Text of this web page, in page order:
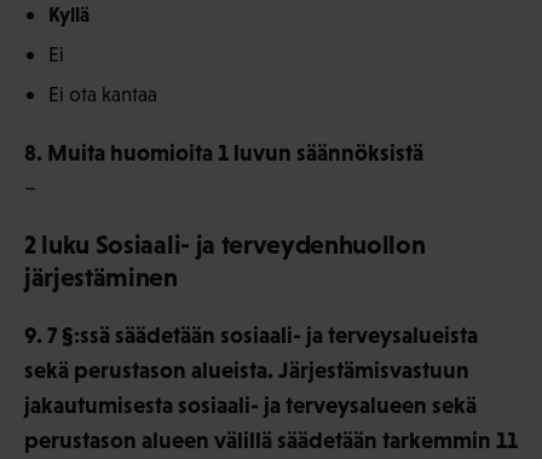
Kyllä
Ei
Ei ota kantaa
8. Muita huomioita 1 luvun säännöksistä
–
2 luku Sosiaali- ja terveydenhuollon
järjestäminen
9. 7 §:ssä säädetään sosiaali- ja terveysalueista
sekä perustason alueista. Järjestämisvastuun
jakautumisesta sosiaali- ja terveysalueen sekä
perustason alueen välillä säädetään tarkemmin 11